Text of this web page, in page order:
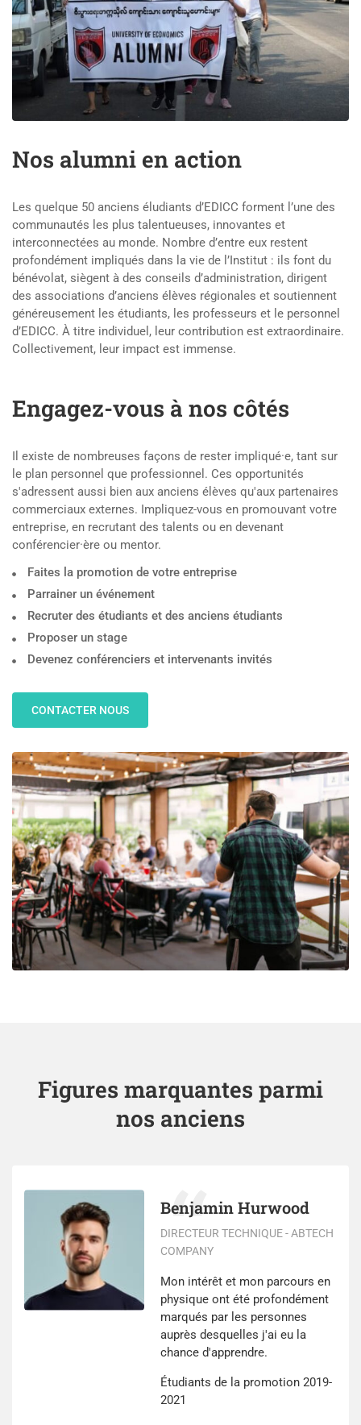
Nos alumni en action
Les quelque 50 anciens éludiants d’EDICC forment l’une des
communautés les plus talentueuses, innovantes et
interconnectées au monde. Nombre d’entre eux restent
profondément impliqués dans la vie de l’Institut : ils font du
bénévolat, siègent à des conseils d’administration, dirigent
des associations d’anciens élèves régionales et soutiennent
généreusement les étudiants, les professeurs et le personnel
d’EDICC. À titre individuel, leur contribution est extraordinaire.
Collectivement, leur impact est immense.
Engagez-vous à nos côtés
Il existe de nombreuses façons de rester impliqué·e, tant sur
le plan personnel que professionnel. Ces opportunités
s'adressent aussi bien aux anciens élèves qu'aux partenaires
commerciaux externes. Impliquez-vous en promouvant votre
entreprise, en recrutant des talents ou en devenant
conférencier·ère ou mentor.
Faites la promotion de votre entreprise
Parrainer un événement
Recruter des étudiants et des anciens étudiants
Proposer un stage
Devenez conférenciers et intervenants invités
CONTACTER NOUS
Figures marquantes parmi
nos anciens
Benjamin Hurwood
DIRECTEUR TECHNIQUE - ABTECH
COMPANY
Mon intérêt et mon parcours en
physique ont été profondément
marqués par les personnes
auprès desquelles j'ai eu la
chance d'apprendre.
Étudiants de la promotion 2019-
2021